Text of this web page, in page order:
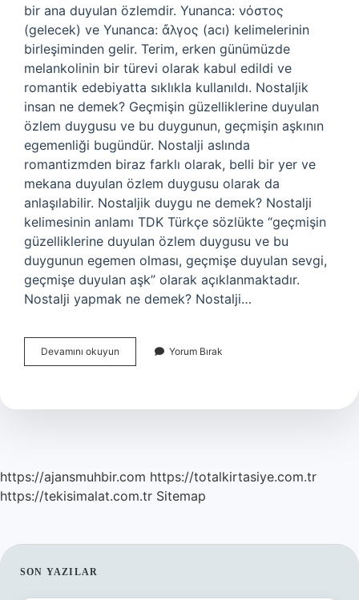
bir ana duyulan özlemdir. Yunanca: νόστος
(gelecek) ve Yunanca: ἄλγος (acı) kelimelerinin
birleşiminden gelir. Terim, erken günümüzde
melankolinin bir türevi olarak kabul edildi ve
romantik edebiyatta sıklıkla kullanıldı. Nostaljik
insan ne demek? Geçmişin güzelliklerine duyulan
özlem duygusu ve bu duygunun, geçmişin aşkının
egemenliği bugündür. Nostalji aslında
romantizmden biraz farklı olarak, belli bir yer ve
mekana duyulan özlem duygusu olarak da
anlaşılabilir. Nostaljik duygu ne demek? Nostalji
kelimesinin anlamı TDK Türkçe sözlükte “geçmişin
güzelliklerine duyulan özlem duygusu ve bu
duygunun egemen olması, geçmişe duyulan sevgi,
geçmişe duyulan aşk” olarak açıklanmaktadır.
Nostalji yapmak ne demek? Nostalji…
Devamını okuyun Nostaljik
Ne
Yorum Bırak
https://ajansmuhbir.com https://totalkirtasiye.com.tr
https://tekisimalat.com.tr Sitemap
SIDEBAR
SON YAZILAR